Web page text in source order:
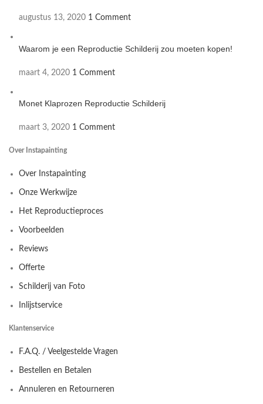
augustus 13, 2020 1 Comment
Waarom je een Reproductie Schilderij zou moeten kopen!
maart 4, 2020 1 Comment
Monet Klaprozen Reproductie Schilderij
maart 3, 2020 1 Comment
Over Instapainting
Over Instapainting
Onze Werkwijze
Het Reproductieproces
Voorbeelden
Reviews
Offerte
Schilderij van Foto
Inlijstservice
Klantenservice
F.A.Q. / Veelgestelde Vragen
Bestellen en Betalen
Annuleren en Retourneren